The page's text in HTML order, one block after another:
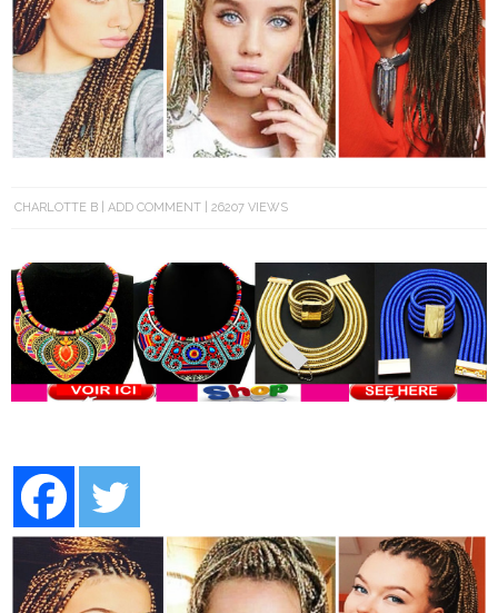
CHARLOTTE B ADD COMMENT 26207 VIEWS